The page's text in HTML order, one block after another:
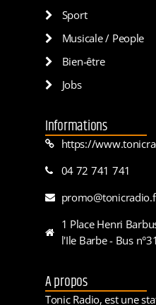
Sport
Musicale / People
Bien-être
Jobs
Informations
https://
04 72 741 741
1 Place Henri
l'Ile Barbe - Bus
A propos
Tonic Radio, est une